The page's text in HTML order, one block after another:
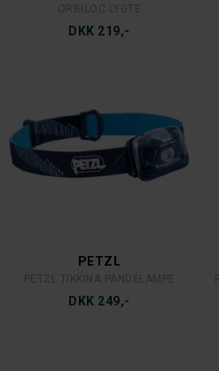
DKK 219,-
PETZL
DKK 249,-